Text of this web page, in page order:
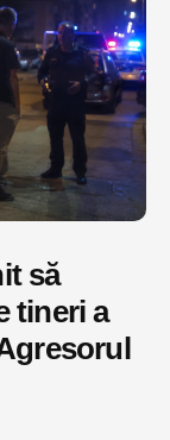
să
tineri a